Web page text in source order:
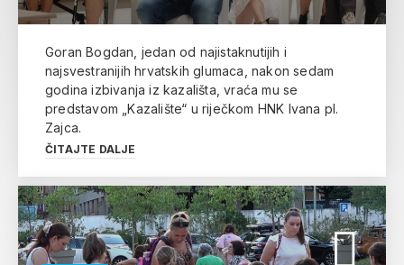
Goran Bogdan, jedan od najistaknutijih i
najsvestranijih hrvatskih glumaca, nakon sedam
godina izbivanja iz kazališta, vraća mu se
predstavom „Kazalište“ u riječkom HNK Ivana pl.
Zajca.
ČITAJTE DALJE